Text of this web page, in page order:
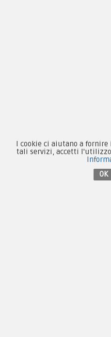
I cookie ci aiutano a
tali servizi, accetti l'utilizzo
OK